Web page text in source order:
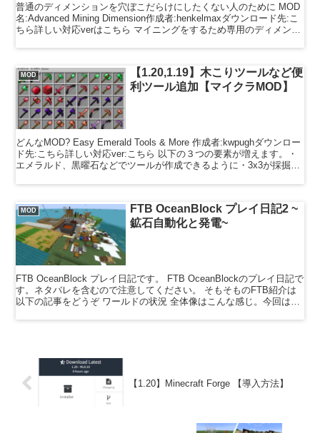
普通のディメンションを穴ぼこだらけにしたくない人のために MOD
名:Advanced Mining Dimension作成者:henkelmaxダウンロード先:こ
ちら詳しい対応verはこちら マイニングをするため専用のディメンシ
MOD
【1.20,1.19】木こりツールなど便
利ツール追加【マイクラMOD】
どんなMOD? Easy Emerald Tools & More 作成者:kwpughダウンロー
ド先:こちら詳しい対応ver:こちら 以下の３つの要素が増えます。・
エメラルド、黒曜石などでツールが作成できるように・3x3が採掘で
MOD
FTB OceanBlock プレイ日記2 ~
鉱石自動化と発電~
FTB OceanBlock プレイ日記です。 FTB OceanBlockのプレイ日記で
す。ネタバレを含むので注意してください。 そもそものFTB紹介は
以下の記事をどうぞ ワールドの状況 全体像はこんな感じ。今回はこ
【1.20】Minecraft Forge 【導入方法】